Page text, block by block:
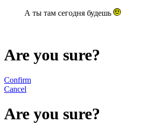
А ты там сегодня будешь
Are you sure?
Confirm
Cancel
Are you sure?